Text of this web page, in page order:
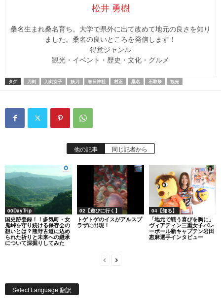
松井 勇樹
桑名生まれ桑名育ち。大学で県外に出て改めて地元の良さを知り
ました。桑名の良いところを発信します！
得意ジャンル
観光・イベント・歴史・文化・グルメ
タグ 刀剣 刀剣女子 妖刀 春日神社 村正 桑名 石取祭 観光
他の記事 同じ記者から
00DayTrip
国史跡登録！！多気町・女
鬼峠を守り続ける保存会の
想いとは？熊野古道に込め
られた祈りと未来への継承
について深掘りしてみた
02【遊びに行く】
トゲトゲのイスがアルスプ
ラザに出現！
04【知る】
「地元で戦う喜びを胸に」
ヴィアティン三重女子バレ
ーボール新キャプテン岩田
恵麻選手インタビュー
Select Language 翻訳